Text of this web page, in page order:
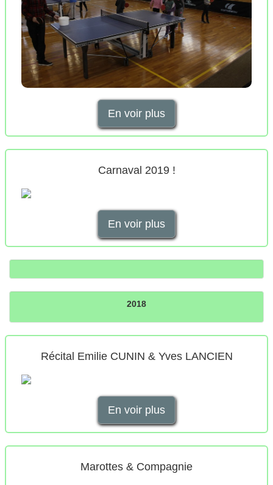
En voir plus
Carnaval 2019 !
En voir plus
2018
Récital Emilie CUNIN & Yves LANCIEN
En voir plus
Marottes & Compagnie